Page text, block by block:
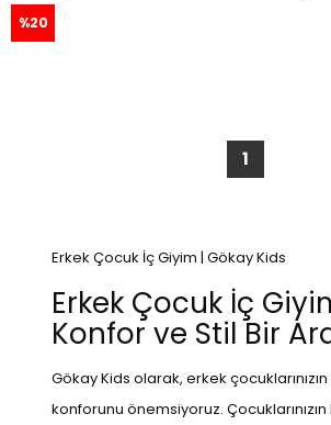
%20
1
Erkek Çocuk İç Giyim | Gökay Kids
Erkek Çocuk İç
Konfor ve Stil Bir
Gökay Kids olarak, erkek
konforunu önemsiyoruz.